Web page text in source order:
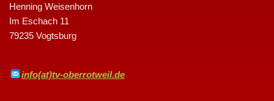
Henning Weisenhorn
Im Eschach 11
79235 Vogtsburg
info(at)tv-oberrotweil.de